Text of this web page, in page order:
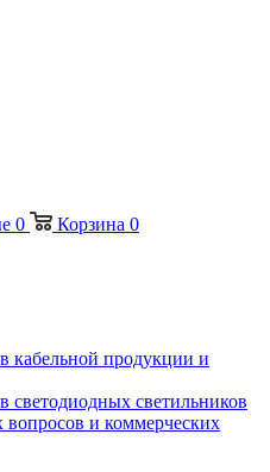
0 Корзина 0
кабельной продукции и
светодиодных светильников
и коммерческих